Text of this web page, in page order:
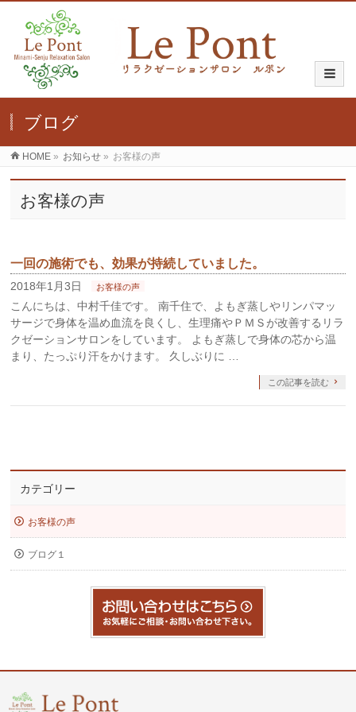
ブログ
HOME » お知らせ » お客様の声
お客様の声
一回の施術でも、効果が持続していました。
2018年1月3日 お客様の声
こんにちは、中村千佳です。 南千住で、よもぎ蒸しやリンパマッ
サージで身体を温め血流を良くし、生理痛やＰＭＳが改善するリラ
クゼーションサロンをしています。 よもぎ蒸しで身体の芯から温
まり、たっぷり汗をかけます。 久しぶりに …
この記事を読む
カテゴリー
お客様の声
ブログ１